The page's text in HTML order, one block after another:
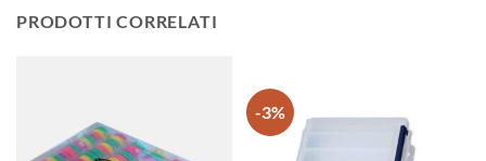
PRODOTTI CORRELATI
-3%